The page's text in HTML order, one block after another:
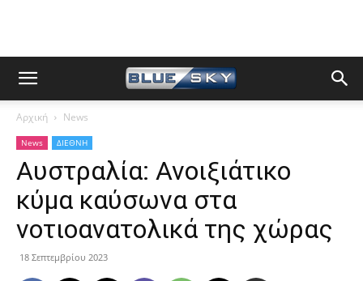
Αρχική News
News ΔΙΕΘΝΗ
Αυστραλία: Ανοιξιάτικο
κύμα καύσωνα στα
νοτιοανατολικά της χώρας
18 Σεπτεμβρίου 2023